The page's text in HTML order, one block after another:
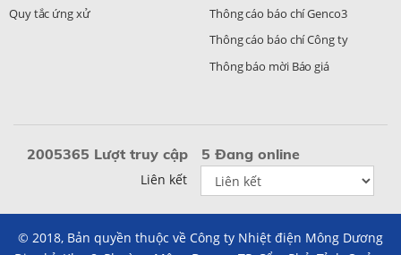
Quy tắc ứng xử
Thông cáo báo chí Genco3
Thông cáo báo chí Công ty
Thông báo mời Báo giá
2005365 Lượt truy cập 5 Đang online
Liên kết
© 2018, Bản quyền thuộc về Công ty Nhiệt điện Mông Dương